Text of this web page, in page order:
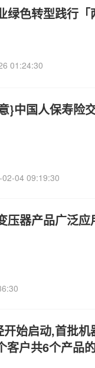
绿色转型践行
01:24:30
}中国人保寿险
04 09:19:30
压器产品广泛
始启动,首批
客户共6个产品